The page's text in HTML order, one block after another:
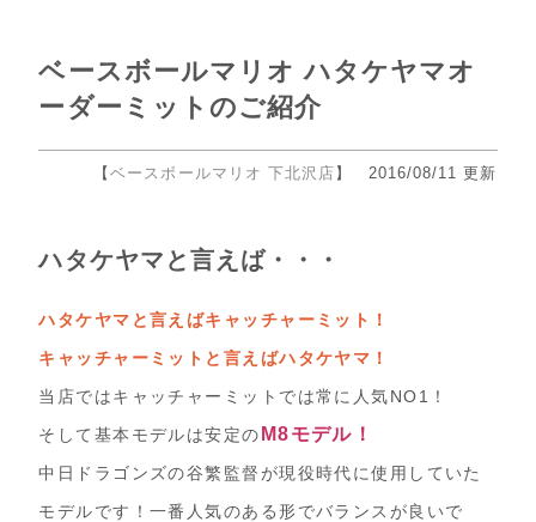
ベースボールマリオ ハタケヤマオ
ーダーミットのご紹介
【ベースボールマリオ 下北沢店 】 2016/08/11 更新
ハタケヤマと言えば・・・
ハタケヤマと言えばキャッチャーミット！
キャッチャーミットと言えばハタケヤマ！
当店ではキャッチャーミットでは常に人気NO1！
そして基本モデルは安定の M8モデル！
中日ドラゴンズの谷繁監督が現役時代に使用していた
モデルです！一番人気のある形でバランスが良いで